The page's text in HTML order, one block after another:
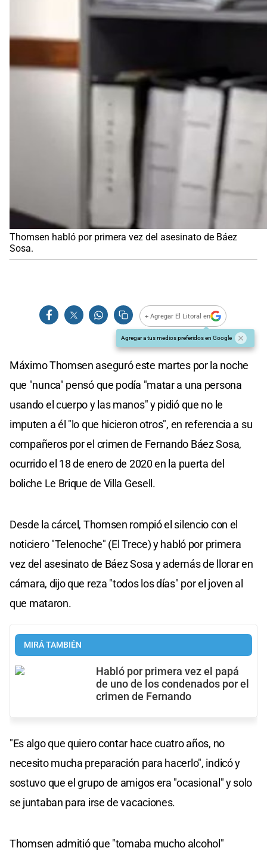
Thomsen habló por primera vez del asesinato de Báez
Sosa.
+ Agregar El Litoral en
Agregar a tus medios preferidos en Google
Máximo Thomsen aseguró este martes por la noche
que "nunca" pensó que podía "matar a una persona
usando el cuerpo y las manos" y pidió que no le
imputen a él "lo que hicieron otros", en referencia a su
compañeros por el crimen de Fernando Báez Sosa,
ocurrido el 18 de enero de 2020 en la puerta del
boliche Le Brique de Villa Gesell.
Desde la cárcel, Thomsen rompió el silencio con el
noticiero "Telenoche" (El Trece) y habló por primera
vez del asesinato de Báez Sosa y además de llorar en
cámara, dijo que reza "todos los días" por el joven al
que mataron.
MIRÁ TAMBIÉN
Habló por primera vez el papá
de uno de los condenados por el
crimen de Fernando
"Es algo que quiero contar hace cuatro años, no
necesito mucha preparación para hacerlo", indicó y
sostuvo que el grupo de amigos era "ocasional" y solo
se juntaban para irse de vacaciones.
Thomsen admitió que "tomaba mucho alcohol"